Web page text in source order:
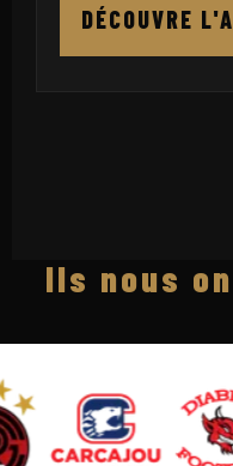
DÉCOUVRE
lls nous